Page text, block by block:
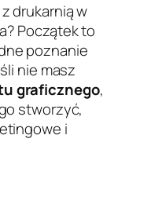
drukarnią w
Początek to
poznanie
nie masz
graficznego,
stworzyć,
i